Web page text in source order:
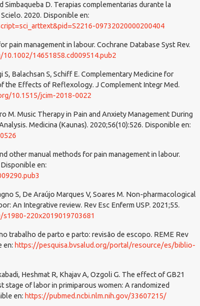
Simbaqueba D. Terapias complementarias durante la
2020. Disponible en:
09732020000200404
pain management in labour. Cochrane Database Syst Rev.
14651858.cd009514.pub2
S, Balachsan S, Schiff E. Complementary Medicine for
the Effects of Reflexology. J Complement Integr Med.
10.1515/jcim-2018-0022
M. Music Therapy in Pain and Anxiety Management During
Medicina (Kaunas). 2020;56(10):526. Disponible en:
other manual methods for pain management in labour.
en:
S, De Araújo Marques V, Soares M. Non-pharmacological
An Integrative review. Rev Esc Enferm USP. 2021;55.
220x2019019703681
trabalho de parto e parto: revisão de escopo. REME Rev
en: https://pesquisa.bvsalud.org/portal/resource/es/biblio-
Heshmat R, Khajav A, Ozgoli G. The effect of GB21
stage of labor in primiparous women: A randomized
en: https://pubmed.ncbi.nlm.nih.gov/33607215/